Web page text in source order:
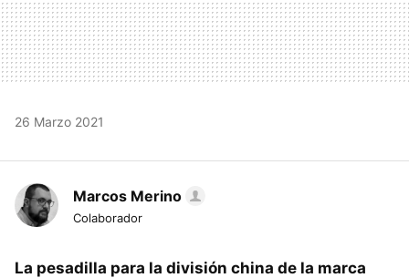
26 Marzo 2021
Marcos Merino
Colaborador
La pesadilla para la división china de la marca